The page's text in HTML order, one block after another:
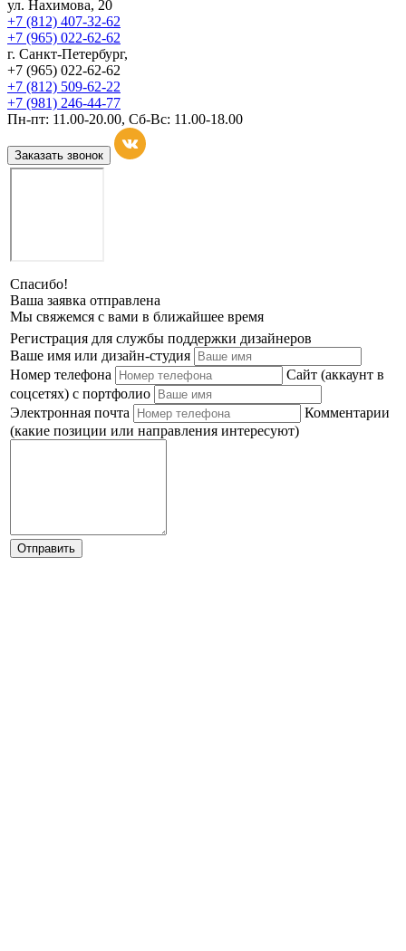
ул. Нахимова, 20
+7 (812) 407-32-62
+7 (965) 022-62-62
г. Санкт-Петербург,
+7 (965) 022-62-62
+7 (812) 509-62-22
+7 (981) 246-44-77
Пн-пт: 11.00-20.00, Сб-Вс: 11.00-18.00
Заказать звонок
Спасибо!
Ваша заявка отправлена
Мы свяжемся с вами в ближайшее время
Регистрация для службы поддержки дизайнеров
Ваше имя или дизайн-студия
Номер телефона
Сайт (аккаунт в
соцсетях) с портфолио
Электронная почта
Комментарии
(какие позиции или направления интересуют)
Отправить